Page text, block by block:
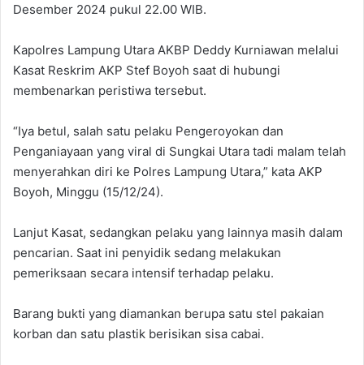
Desember 2024 pukul 22.00 WIB.
Kapolres Lampung Utara AKBP Deddy Kurniawan melalui
Kasat Reskrim AKP Stef Boyoh saat di hubungi
membenarkan peristiwa tersebut.
“Iya betul, salah satu pelaku Pengeroyokan dan
Penganiayaan yang viral di Sungkai Utara tadi malam telah
menyerahkan diri ke Polres Lampung Utara,” kata AKP
Boyoh, Minggu (15/12/24).
Lanjut Kasat, sedangkan pelaku yang lainnya masih dalam
pencarian. Saat ini penyidik sedang melakukan
pemeriksaan secara intensif terhadap pelaku.
Barang bukti yang diamankan berupa satu stel pakaian
korban dan satu plastik berisikan sisa cabai.